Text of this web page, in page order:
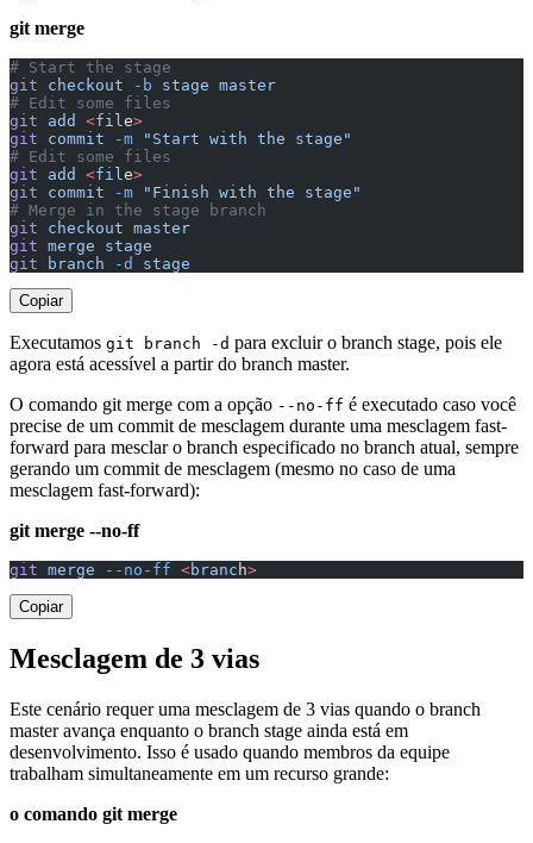
git merge
# Start the stage
git checkout -b stage master
# Edit some files
git add <file>
git commit -m "Start with the stage"
# Edit some files
git add <file>
git commit -m "Finish with the stage"
# Merge in the stage branch
git checkout master
git merge stage
git branch -d stage
Copiar
Executamos git branch -d para excluir o branch stage, pois ele
agora está acessível a partir do branch master.
O comando git merge com a opção --no-ff é executado caso você
precise de um commit de mesclagem durante uma mesclagem fast-
forward para mesclar o branch especificado no branch atual, sempre
gerando um commit de mesclagem (mesmo no caso de uma
mesclagem fast-forward):
git merge --no-ff
git merge --no-ff <branc h>
Copiar
Mesclagem de 3 vias
Este cenário requer uma mesclagem de 3 vias quando o branch
master avança enquanto o branch stage ainda está em
desenvolvimento. Isso é usado quando membros da equipe
trabalham simultaneamente em um recurso grande:
o comando git merge